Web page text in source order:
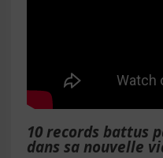
10 records battus
dans sa nouvelle